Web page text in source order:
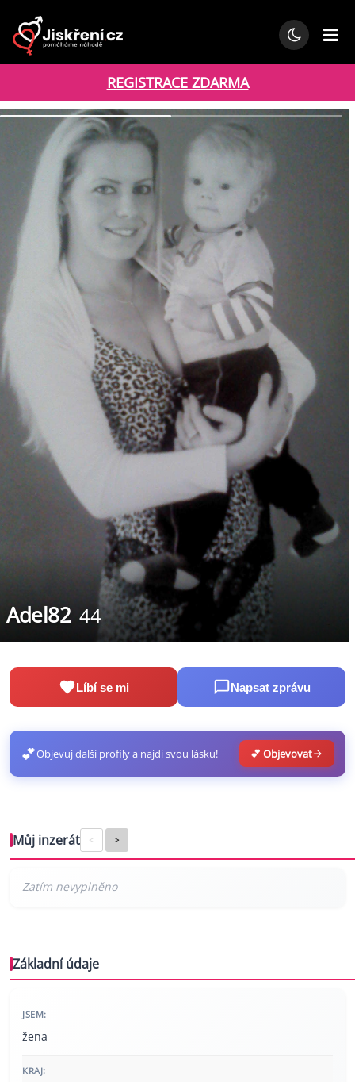
REGISTRACE ZDARMA
Adel82 44
Líbí se mi Napsat zprávu
💕Objevuj další profily a najdi svou lásku! 💕 Objevovat
Můj inzerát < >
Základní údaje
JSEM:
žena
KRAJ: